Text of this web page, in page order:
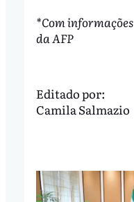
*Com informações
da AFP
Editado por:
Camila Salmazio